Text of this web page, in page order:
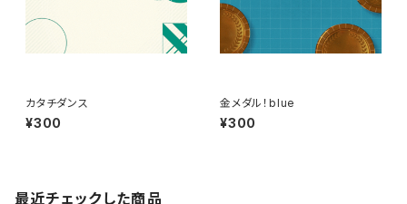
カタチダンス
¥300
金メダル！blue
¥300
最近チェックした商品